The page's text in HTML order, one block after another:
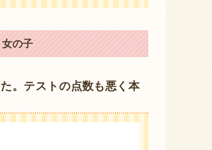
女の子
。テストの点数も悪く本